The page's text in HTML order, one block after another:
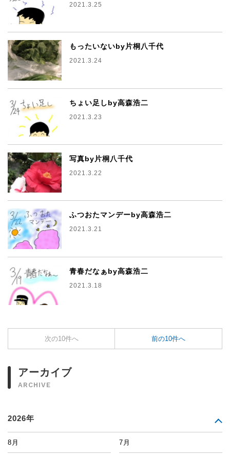
2021.3.25
もったいないby片桐八千代
2021.3.24
ちょい足しby高森浩二
2021.3.23
写真by片桐八千代
2021.3.22
ふつおたマンデーby高森浩二
2021.3.21
青春だなぁby高森浩二
2021.3.18
次の10件へ 前の10件へ
アーカイブ
ARCHIVE
2026年
8月 7月